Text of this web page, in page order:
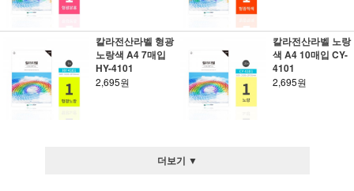
칼라전산라벨 형광
노랑색 A4 7매입
HY-4101
2,695원
칼라전산라벨 노랑
색 A4 10매입 CY-
4101
2,695원
더보기 ▼